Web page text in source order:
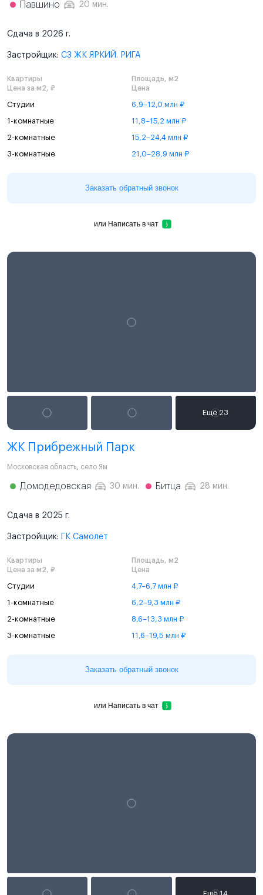
Павшино 20 мин.
Сдача в 2026 г.
Застройщик: СЗ ЖК ЯРКИЙ. РИГА
Квартиры
Площадь, м2
Цена за м2, ₽
Цена
Студии 6,9–12,0 млн ₽
1-комнатные 11,8–15,2 млн ₽
2-комнатные 15,2–24,4 млн ₽
3-комнатные 21,0–28,9 млн ₽
Заказать обратный звонок
или Написать в чат
ЖК Прибрежный Парк
Московская область, село Ям
Домодедовская 30 мин. Битца 28 мин.
Сдача в 2025 г.
Застройщик: ГК Самолет
Квартиры
Площадь, м2
Цена за м2, ₽
Цена
Студии 4,7–6,7 млн ₽
1-комнатные 6,2–9,3 млн ₽
2-комнатные 8,6–13,3 млн ₽
3-комнатные 11,6–19,5 млн ₽
Заказать обратный звонок
или Написать в чат